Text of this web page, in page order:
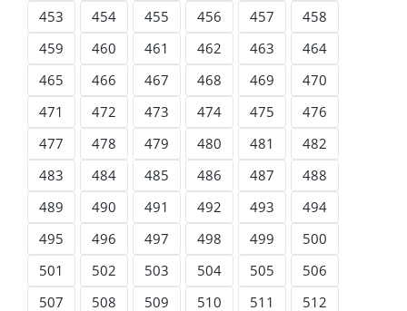
453 454 455 456 457
458
459
460 461 462 463
464
465
466 467 468 469
470
471
472 473 474 475
476
477
478 479 480 481
482
483
484 485 486 487
488
489
490 491 492 493
494
495
496 497 498 499
500
501
502 503 504 505
506
507
508 509 510 511
512